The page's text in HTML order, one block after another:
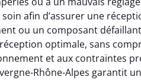
afin d’assurer une
ou un composant
optimale, sans
et aux contraintes
Rhône-Alpes garantit